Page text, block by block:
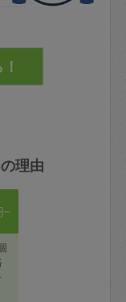
理由
~